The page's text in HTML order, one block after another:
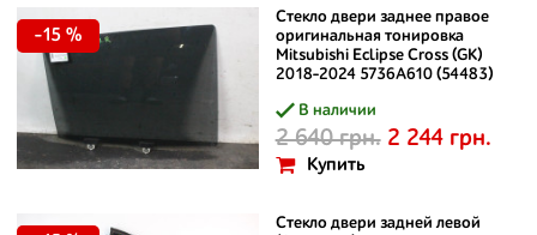
Стекло двери заднее правое
оригинальная тонировка
Mitsubishi Eclipse Cross (GK)
2018-2024 5736A610 (54483)
В наличии
2 640 грн. 2 244 грн.
Купить
-15 %
Стекло двери задней левой